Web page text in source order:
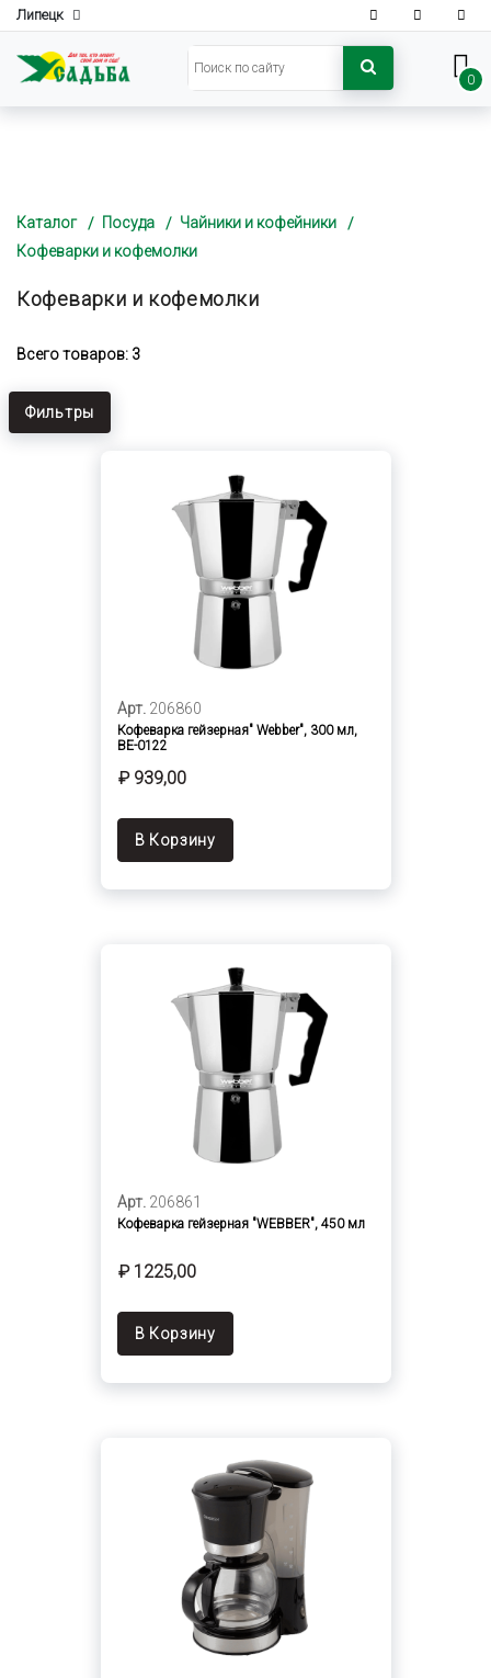
Липецк
0
Каталог Посуда
Чайники и кофейники
Кофеварки и кофемолки
Кофеварки и кофемолки
Всего товаров: 3
Фильтры
Арт. 206860
Кофеварка гейзерная" Webber", 300 мл,
BE-0122
₽ 939,00
В Корзину
Арт. 206861
Кофеварка гейзерная "WEBBER", 450 мл
₽ 1225,00
В Корзину